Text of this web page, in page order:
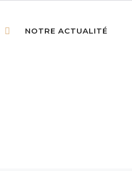
NOTRE ACTUALITÉ